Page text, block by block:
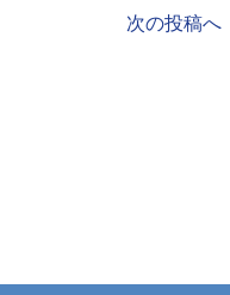
次の投稿へ